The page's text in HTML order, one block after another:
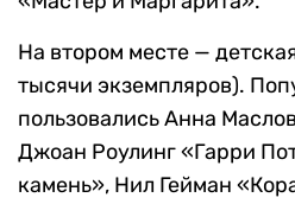
На втором месте —
тысячи экземпляров).
пользовались Анна
Джоан Роулинг «Гарри
камень», Нил Гейман